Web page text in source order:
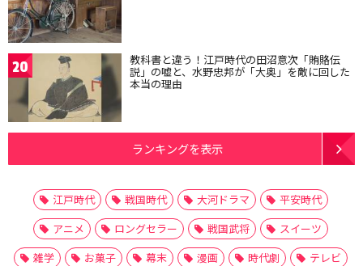
20 教科書と違う！江戸時代の田沼意次「賄賂伝
説」の嘘と、水野忠邦が「大奥」を敵に回した
本当の理由
ランキングを表示
江戸時代 戦国時代 大河ドラマ
平安時代
アニメ
ロングセラー 戦国武将
スイーツ
雑学
お菓子 幕末 漫画 時代劇
テレビ